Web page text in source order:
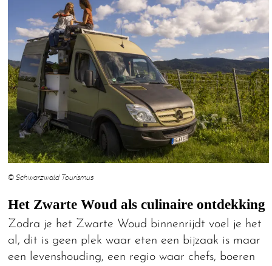
© Schwarzwald Tourismus
Het Zwarte Woud als culinaire ontdekking
Zodra je het Zwarte Woud binnenrijdt voel je het
al, dit is geen plek waar eten een bijzaak is maar
een levenshouding, een regio waar chefs, boeren